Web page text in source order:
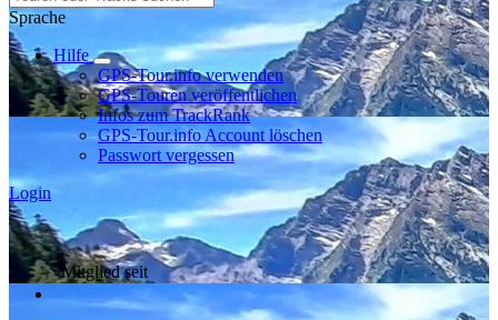
Sprache
Hilfe
GPS-Tour.info verwenden
GPS-Touren veröffentlichen
Infos zum TrackRank
GPS-Tour.info Account löschen
Passwort vergessen
Login
Mitglied seit